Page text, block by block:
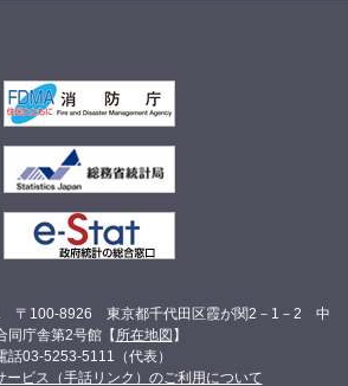
〒100-8926 東京都千代田区霞が関2－1－2 中
同庁舎第2号館【 所在地図 】
話03-5253-5111（代表）
ビス（手話リンク）のご利用について